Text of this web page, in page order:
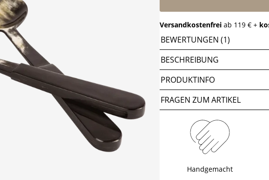
Versandkostenfrei ab 119 € +
BEWERTUNGEN (1)
BESCHREIBUNG
PRODUKTINFO
FRAGEN ZUM ARTIKEL
Handgemacht